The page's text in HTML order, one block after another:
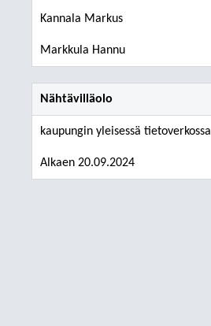
Kannala Markus
Markkula Hannu
Nähtävilläolo
kaupungin yleisessä tietoverkossa
Alkaen 20.09.2024